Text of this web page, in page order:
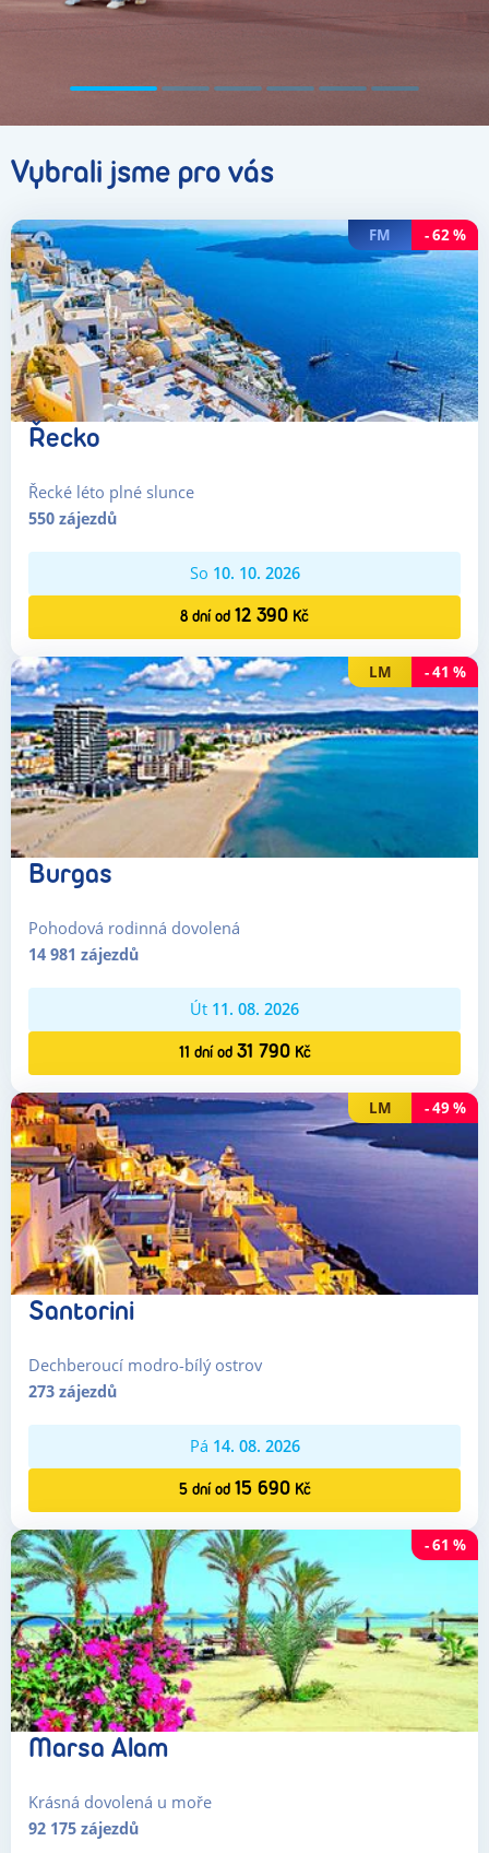
Vybrali jsme pro vás
FM -62%
Řecko
Řecké léto plné slunce
550zájezdů
So 10. 10. 2026
8 dníod 12 390 Kč
LM -41 %
Burgas
Pohodová rodinná dovolená
14 981 zájezdů
Út 11. 08. 2026
11 dníod 31 790 Kč
LM -49%
Santorini
Dechberoucí modro-bílý ostrov
273zájezdů
Pá 14. 08. 2026
5 dníod 15 690 Kč
-61 %
Marsa Alam
Krásná dovolená u moře
92 175zájezdů